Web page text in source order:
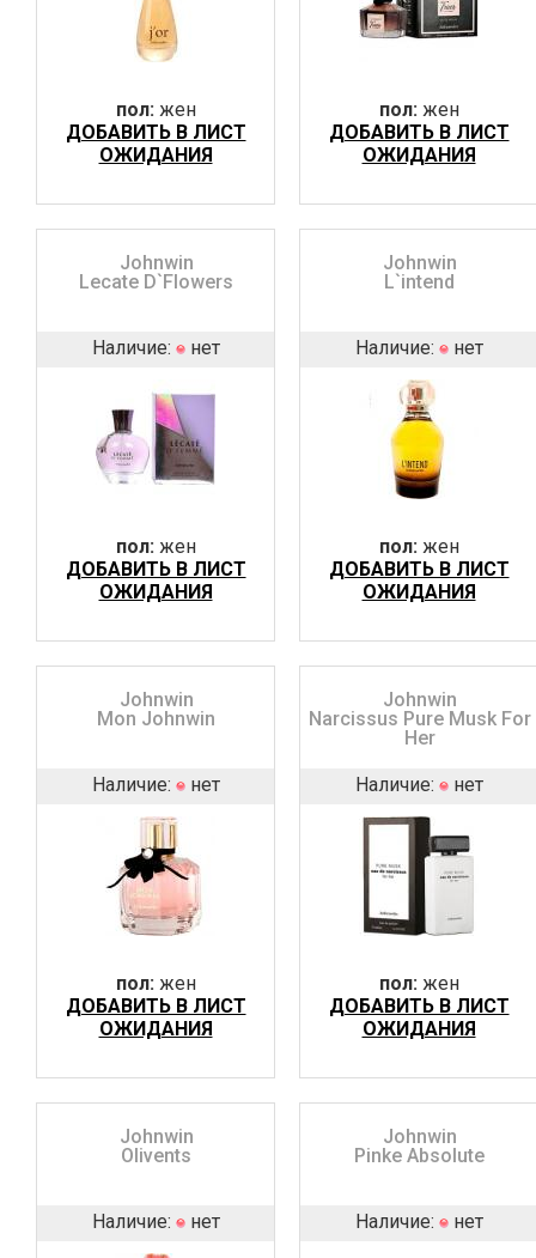
пол: жен
ДОБАВИТЬ В ЛИСТ
ОЖИДАНИЯ
пол: жен
ДОБАВИТЬ В ЛИСТ
ОЖИДАНИЯ
Johnwin
Lecate D`Flowers
Наличие: нет
пол: жен
ДОБАВИТЬ В ЛИСТ
ОЖИДАНИЯ
Johnwin
L`intend
Наличие: нет
пол: жен
ДОБАВИТЬ В ЛИСТ
ОЖИДАНИЯ
Johnwin
Mon Johnwin
Наличие: нет
пол: жен
ДОБАВИТЬ В ЛИСТ
ОЖИДАНИЯ
Johnwin
Narcissus Pure Musk For
Her
Наличие: нет
пол: жен
ДОБАВИТЬ В ЛИСТ
ОЖИДАНИЯ
Johnwin
Olivents
Наличие: нет
Johnwin
Pinke Absolute
Наличие: нет